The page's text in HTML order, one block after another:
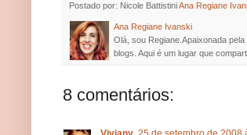
Postado por: Nicole BattistiniAna Regiane
Ana Regiane Ivanski
Olá, sou Regiane.Apaixonada
blogs. Aqui é um lugar que
8 comentários: